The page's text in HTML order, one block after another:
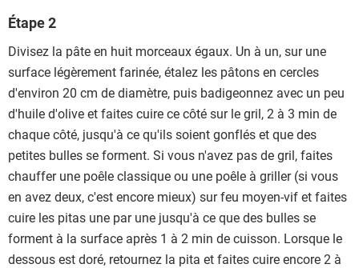
Étape 2
Divisez la pâte en huit morceaux égaux. Un à un, sur une
surface légèrement farinée, étalez les pâtons en cercles
d'environ 20 cm de diamètre, puis badigeonnez avec un peu
d'huile d'olive et faites cuire ce côté sur le gril, 2 à 3 min de
chaque côté, jusqu'à ce qu'ils soient gonflés et que des
petites bulles se forment. Si vous n'avez pas de gril, faites
chauffer une poêle classique ou une poêle à griller (si vous
en avez deux, c'est encore mieux) sur feu moyen-vif et faites
cuire les pitas une par une jusqu'à ce que des bulles se
forment à la surface après 1 à 2 min de cuisson. Lorsque le
dessous est doré, retournez la pita et faites cuire encore 2 à